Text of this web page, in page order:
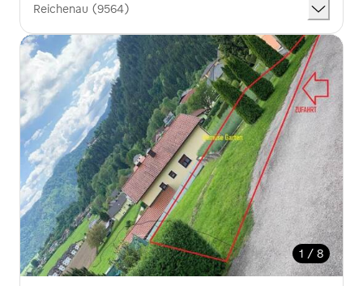
Reichenau (9564)
1 / 8